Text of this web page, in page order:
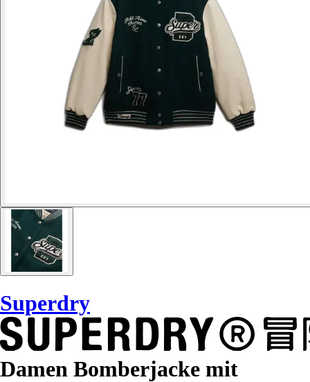
Superdry
Damen Bomberjacke mit